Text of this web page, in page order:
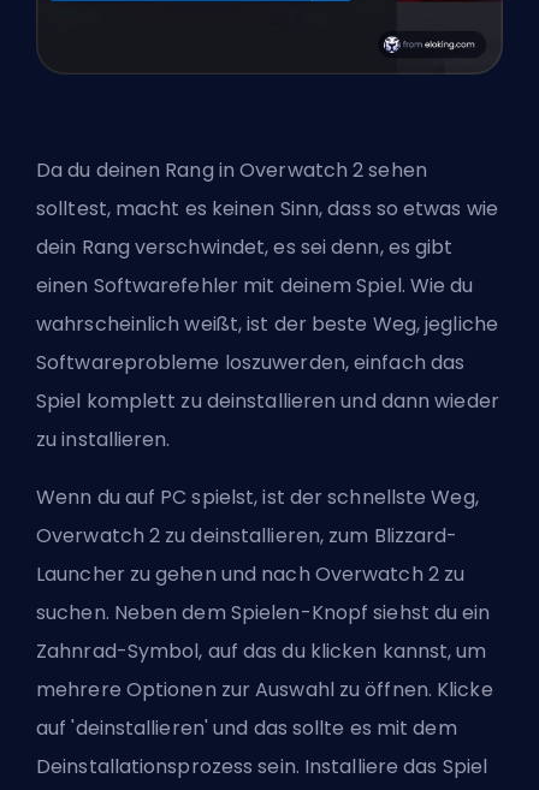
Da du deinen Rang in Overwatch 2 sehen
solltest, macht es keinen Sinn, dass so etwas wie
dein Rang verschwindet, es sei denn, es gibt
einen Softwarefehler mit deinem Spiel. Wie du
wahrscheinlich weißt, ist der beste Weg, jegliche
Softwareprobleme loszuwerden, einfach das
Spiel komplett zu deinstallieren und dann wieder
zu installieren.
Wenn du auf PC spielst, ist der schnellste Weg,
Overwatch 2 zu deinstallieren, zum Blizzard-
Launcher zu gehen und nach Overwatch 2 zu
suchen. Neben dem Spielen-Knopf siehst du ein
Zahnrad-Symbol, auf das du klicken kannst, um
mehrere Optionen zur Auswahl zu öffnen. Klicke
auf 'deinstallieren' und das sollte es mit dem
Deinstallationsprozess sein. Installiere das Spiel